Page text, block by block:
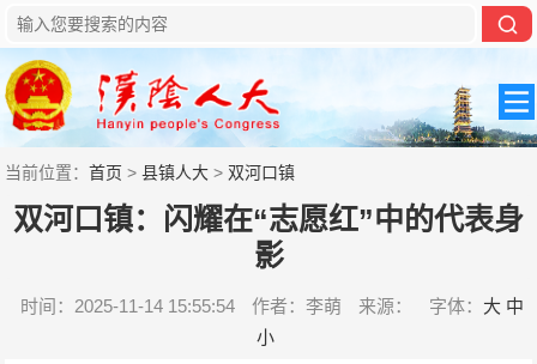
当前位置：首页 >县镇人大 > 双河口镇
双河口镇：闪耀在“志愿红”中的代表身
影
时间：2025-11-14 15:55:54 作者：李萌 来源： 字体： 大 中
小